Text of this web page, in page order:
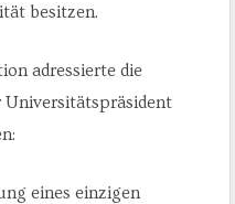
besitzen.
adressierte die
Universitätspräsident
eines einzigen